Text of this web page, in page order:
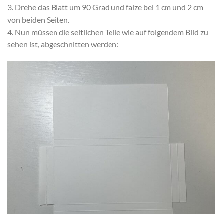
3. Drehe das Blatt um 90 Grad und falze bei 1 cm und 2 cm
von beiden Seiten.
4. Nun müssen die seitlichen Teile wie auf folgendem Bild zu
sehen ist, abgeschnitten werden: